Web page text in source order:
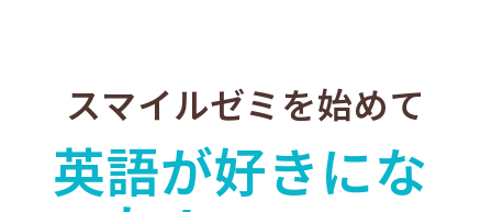
スマイルゼミを始めて
英語が好きにな